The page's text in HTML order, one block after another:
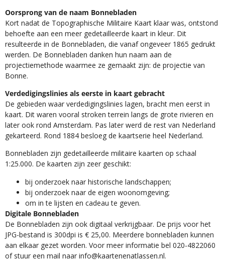
Oorsprong van de naam Bonnebladen
Kort nadat de Topographische Militaire Kaart klaar was, ontstond
behoefte aan een meer gedetailleerde kaart in kleur. Dit
resulteerde in de Bonnebladen, die vanaf ongeveer 1865 gedrukt
werden. De Bonnebladen danken hun naam aan de
projectiemethode waarmee ze gemaakt zijn: de projectie van
Bonne.
Verdedigingslinies als eerste in kaart gebracht
De gebieden waar verdedigingslinies lagen, bracht men eerst in
kaart. Dit waren vooral stroken terrein langs de grote rivieren en
later ook rond Amsterdam. Pas later werd de rest van Nederland
gekarteerd. Rond 1884 besloeg de kaartserie heel Nederland.
Bonnebladen zijn gedetailleerde militaire kaarten op schaal
1:25.000. De kaarten zijn zeer geschikt:​
​bij onderzoek naar historische landschappen;
bij onderzoek naar de eigen woonomgeving;
om in te lijsten en cadeau te geven.
Digitale Bonnebladen
De Bonnebladen zijn ook digitaal verkrijgbaar. De prijs voor het
JPG-bestand is 300dpi is € 25,00. Meerdere bonnebladen kunnen
aan elkaar gezet worden. Voor meer informatie bel 020-4822060
of stuur een mail naar info@kaartenenatlassen.nl.